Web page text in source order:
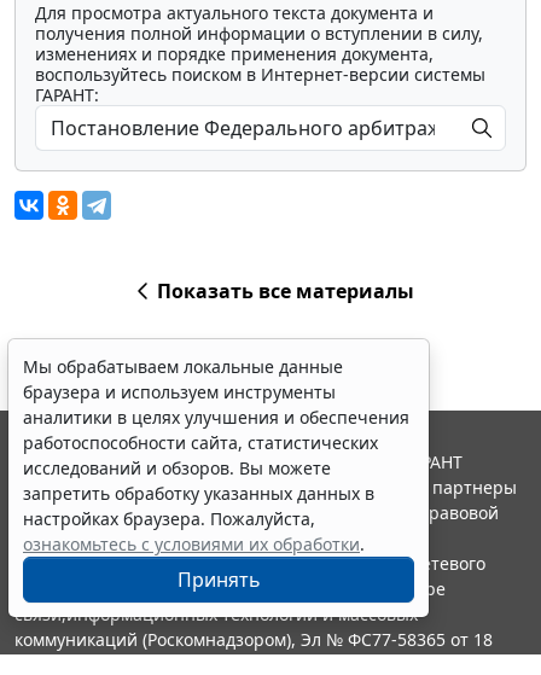
Для просмотра актуального текста документа и
получения полной информации о вступлении в силу,
изменениях и порядке применения документа,
воспользуйтесь поиском в Интернет-версии системы
ГАРАНТ:
Показать все материалы
Мы обрабатываем локальные данные
браузера и используем инструменты
аналитики в целях улучшения и обеспечения
работоспособности сайта, статистических
исследований и обзоров. Вы можете
запретить обработку указанных данных в
настройках браузера. Пожалуйста,
ознакомьтесь с условиями их обработки.
Принять
© ООО "НПП "ГАРАНТ-СЕРВИС", 2026. Система ГАРАНТ
выпускается с 1990 года. Компания "Гарант" и ее партнеры
являются участниками Российской ассоциации правовой
информации ГАРАНТ.
Портал ГАРАНТ.РУ зарегистрирован в качестве сетевого
издания Федеральной службой по надзору в сфере
связи,информационных технологий и массовых
коммуникаций (Роскомнадзором), Эл № ФС77-58365 от 18